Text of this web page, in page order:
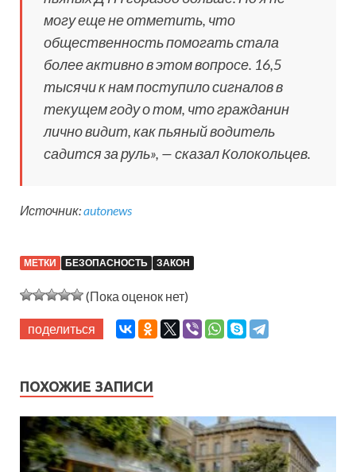
могу еще не отметить, что
общественность помогать стала
более активно в этом вопросе. 16,5
тысячи к нам поступило сигналов в
текущем году о том, что гражданин
лично видит, как пьяный водитель
садится за руль», — сказал Колокольцев.
Источник:autonews
МЕТКИ БЕЗОПАСНОСТЬ ЗАКОН
(Пока оценок нет)
поделиться
ПОХОЖИЕ ЗАПИСИ